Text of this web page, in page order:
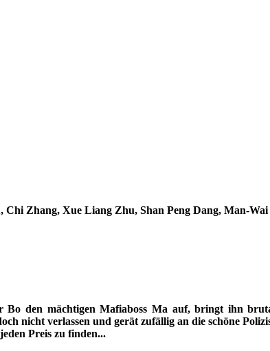
Chi Zhang, Xue Liang Zhu, Shan Peng Dang, Man-
Bo den mächtigen Mafiaboss Ma auf, bringt ihn
nicht verlassen und gerät zufällig an die schöne
Preis zu finden...